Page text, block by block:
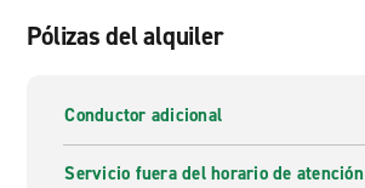
Pólizas del alquiler
Conductor adicional
Servicio fuera del horario de atención